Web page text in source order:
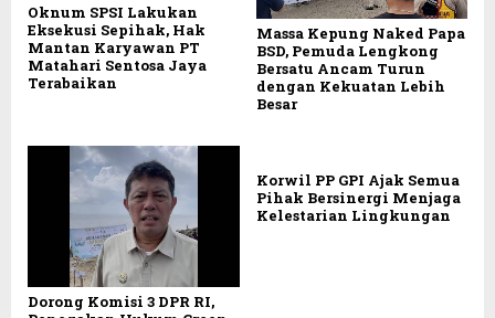
Oknum SPSI Lakukan
Eksekusi Sepihak, Hak
Mantan Karyawan PT
Matahari Sentosa Jaya
Terabaikan
Massa Kepung Naked Papa
BSD, Pemuda Lengkong
Bersatu Ancam Turun
dengan Kekuatan Lebih
Besar
Dorong Komisi 3 DPR RI,
Korwil PP GPI Ajak Semua
Pihak Bersinergi Menjaga
Kelestarian Lingkungan